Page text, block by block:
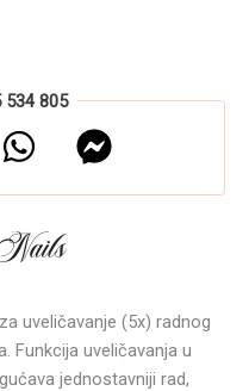
534 805
uveličavanje (5x) radnog
Funkcija uveličavanja u
jednostavniji rad,